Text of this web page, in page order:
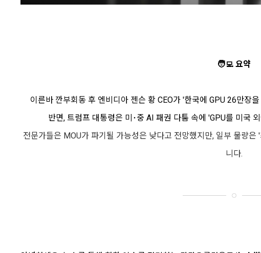
🧑‍💻 요약
이른바 깐부회동 후 엔비디아 젠슨 황 CEO가 '한국에 GPU 26만장
반면, 트럼프 대통령은 미･중 AI 패권 다툼 속에 'GPU를 미국
전문가들은 MOU가 파기될 가능성은 낮다고 전망했지만, 일부 물량
니다.